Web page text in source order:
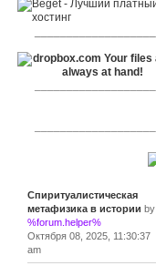
Спиритуалистическая
метафизика в истории by
%forum.helper%
Октября 08, 2025, 11:30:37
am